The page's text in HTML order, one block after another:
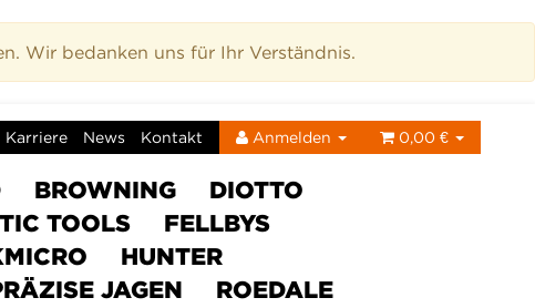
Wir bedanken uns für Ihr Verständnis.
Karriere News Kontakt Anmelden 0,00 €
BROWNING
DIOTTO
TOOLS
FELLBYS
HUNTER
JAGEN
ROEDALE